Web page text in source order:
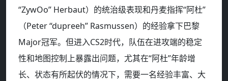
“ZywOo” Herbaut）的统治级表现和丹麦指挥“阿杜”
（Peter “dupreeh” Rasmussen）的经验拿下巴黎
Major冠军。但进入CS2时代，队伍在进攻端的稳定
性和地图控制上暴露出问题，尤其在“阿杜”年龄增
长、状态有所起伏的情况下，需要一名经验丰富、大